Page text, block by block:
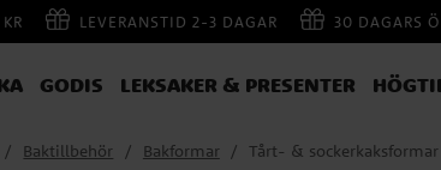
LEVERANSTID 2-3 DAGAR 30 DAGARS
GODIS LEKSAKER & PRESENTER
Baktillbehör Bakformar Tårt- & sockerkaksformar